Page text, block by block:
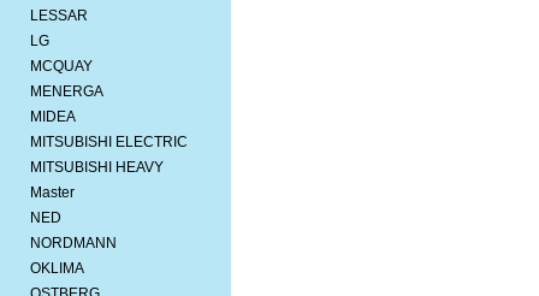
LESSAR
LG
MCQUAY
MENERGA
MIDEA
MITSUBISHI ELEСTRIC
MITSUBISHI HEAVY
Master
NED
NORDMANN
OKLIMA